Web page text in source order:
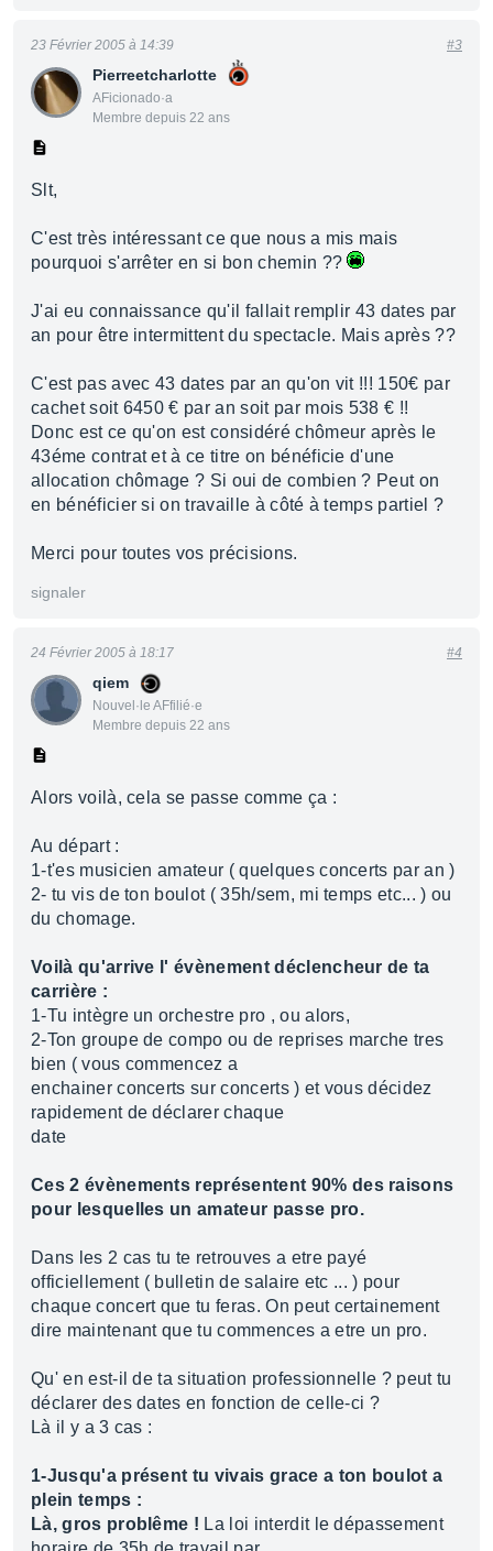
Pierreetcharlotte
AFicionado·a
Membre depuis 22 ans
23 Février 2005 à 14:39 #3
Slt,
C'est très intéressant ce que nous a mis mais
pourquoi s'arrêter en si bon chemin ??
J'ai eu connaissance qu'il fallait remplir 43 dates par
an pour être intermittent du spectacle. Mais après ??
C'est pas avec 43 dates par an qu'on vit !!! 150€ par
cachet soit 6450 € par an soit par mois 538 € !!
Donc est ce qu'on est considéré chômeur après le
43éme contrat et à ce titre on bénéficie d'une
allocation chômage ? Si oui de combien ? Peut on
en bénéficier si on travaille à côté à temps partiel ?
Merci pour toutes vos précisions.
signaler
qiem
Nouvel·le AFfilié·e
Membre depuis 22 ans
24 Février 2005 à 18:17 #4
Alors voilà, cela se passe comme ça :
Au départ :
1-t'es musicien amateur ( quelques concerts par an )
2- tu vis de ton boulot ( 35h/sem, mi temps etc... ) ou
du chomage.
Voilà qu'arrive l' évènement déclencheur de ta
carrière :
1-Tu intègre un orchestre pro , ou alors,
2-Ton groupe de compo ou de reprises marche tres
bien ( vous commencez a
enchainer concerts sur concerts ) et vous décidez
rapidement de déclarer chaque
date
Ces 2 évènements représentent 90% des raisons
pour lesquelles un amateur passe pro.
Dans les 2 cas tu te retrouves a etre payé
officiellement ( bulletin de salaire etc ... ) pour
chaque concert que tu feras. On peut certainement
dire maintenant que tu commences a etre un pro.
Qu' en est-il de ta situation professionnelle ? peut tu
déclarer des dates en fonction de celle-ci ?
Là il y a 3 cas :
1-Jusqu'a présent tu vivais grace a ton boulot a
plein temps :
Là, gros problême ! La loi interdit le dépassement